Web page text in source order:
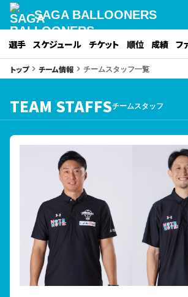
SAGA BALLOONERS
選手 スケジュール チケット 順位 成績 フ
トップkeyboard_arrow_right チーム情報 keyboard_arrow_right チームスタッフ一覧
TEAM STAFFSチームスタッフ